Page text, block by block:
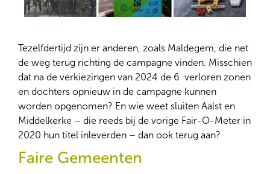
Tezelfdertijd zijn er anderen, zoals Maldegem, die net
de weg terug richting de campagne vinden. Misschien
dat na de verkiezingen van 2024 de 6 ​ verloren zonen
en dochters opnieuw in de campagne kunnen
worden opgenomen? En wie weet sluiten Aalst en
Middelkerke – die reeds bij de vorige Fair-O-Meter in
2020 hun titel inleverden – dan ook terug aan?
Faire Gemeenten